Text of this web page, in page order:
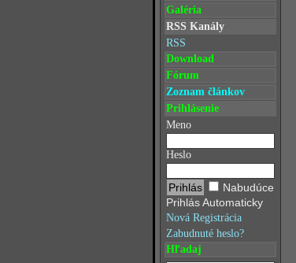
Galéria
RSS Kanály
RSS
Download
Fórum
Zoznam článkov
Prihlásenie
Meno
Heslo
Nabudúce
Prihlás Automaticky
Nová Registrácia
Zabudnuté heslo?
Hľadaj